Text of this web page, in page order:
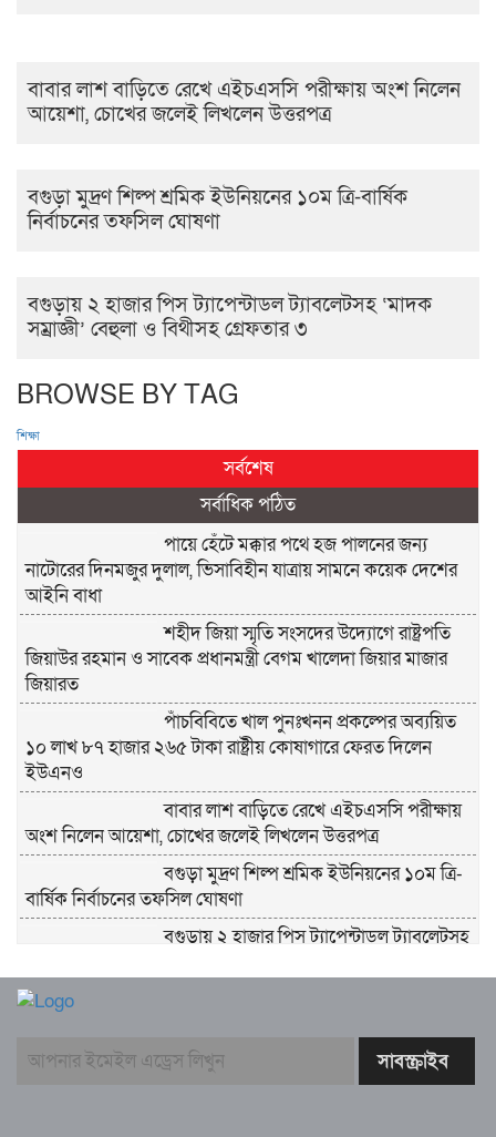
বাবার লাশ বাড়িতে রেখে এইচএসসি পরীক্ষায় অংশ নিলেন
আয়েশা, চোখের জলেই লিখলেন উত্তরপত্র
বগুড়া মুদ্রণ শিল্প শ্রমিক ইউনিয়নের ১০ম ত্রি-বার্ষিক
নির্বাচনের তফসিল ঘোষণা
বগুড়ায় ২ হাজার পিস ট্যাপেন্টাডল ট্যাবলেটসহ ‘মাদক
সম্রাজ্ঞী’ বেহুলা ও বিথীসহ গ্রেফতার ৩
BROWSE BY TAG
শিক্ষা
সর্বশেষ
সর্বাধিক পঠিত
পায়ে হেঁটে মক্কার পথে হজ পালনের জন্য
নাটোরের দিনমজুর দুলাল, ভিসাবিহীন যাত্রায় সামনে কয়েক দেশের
আইনি বাধা
শহীদ জিয়া স্মৃতি সংসদের উদ্যোগে রাষ্ট্রপতি
জিয়াউর রহমান ও সাবেক প্রধানমন্ত্রী বেগম খালেদা জিয়ার মাজার
জিয়ারত
পাঁচবিবিতে খাল পুনঃখনন প্রকল্পের অব্যয়িত
১০ লাখ ৮৭ হাজার ২৬৫ টাকা রাষ্ট্রীয় কোষাগারে ফেরত দিলেন
ইউএনও
বাবার লাশ বাড়িতে রেখে এইচএসসি পরীক্ষায়
অংশ নিলেন আয়েশা, চোখের জলেই লিখলেন উত্তরপত্র
বগুড়া মুদ্রণ শিল্প শ্রমিক ইউনিয়নের ১০ম ত্রি-
বার্ষিক নির্বাচনের তফসিল ঘোষণা
বগুড়ায় ২ হাজার পিস ট্যাপেন্টাডল ট্যাবলেটসহ
নরসিংদীর শিবপুরে তিনটি গরুকে বিষ খাইয়ে